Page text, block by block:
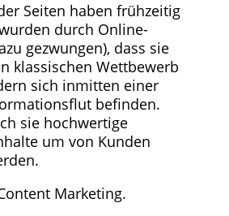
Seiten haben frühzeitig
durch Online-
gezwungen), dass sie
klassischen Wettbewerb
sich inmitten einer
befinden.
sie hochwertige
um von Kunden
Marketing.